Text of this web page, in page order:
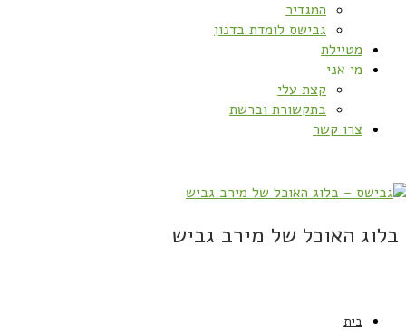
המגדיר
גבישס לומדת בדנון
מטיילת
מי אני
קצת עלי
בתקשורת וברשת
צרו קשר
בלוג האוכל של מירב גביש
בית